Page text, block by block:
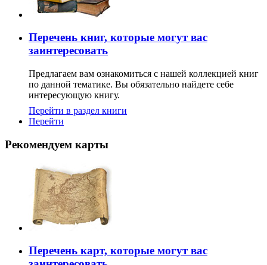
Перечень книг, которые могут вас
заинтересовать
Предлагаем вам ознакомиться с нашей коллекцией книг
по данной тематике. Вы обязательно найдете себе
интересующую книгу.
Перейти в раздел книги
Перейти
Рекомендуем карты
Перечень карт, которые могут вас